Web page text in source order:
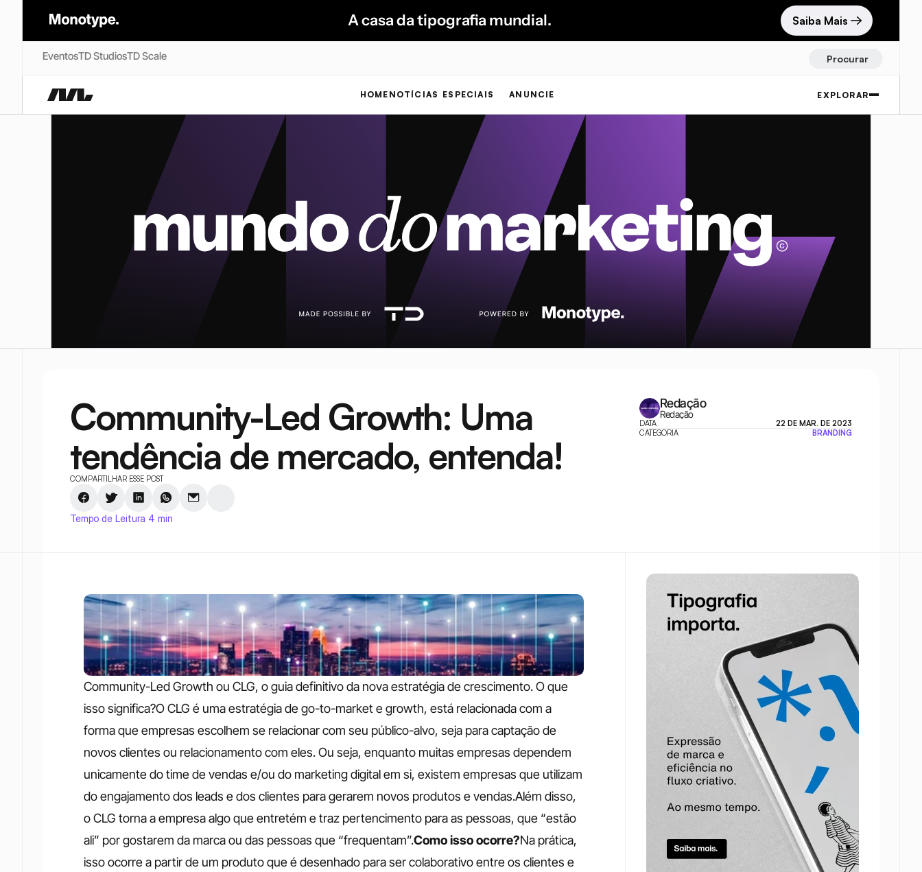
EventosTD StudiosTD Scale Procurar
HOME NOTÍCIAS ESPECIAIS ANUNCIE EXPLORAR
A casa da tipografia mundial. Saiba Mais
Community-Led Growth: Uma
tendência de mercado, entenda!
COMPARTILHAR ESSE POST
Tempo de Leitura 4 min
Redação
Redação
DATA
22 DE MAR. DE 2023
CATEGORIA
BRANDING
Community-Led Growth ou CLG, o guia definitivo da nova estratégia de crescimento. O que
isso significa?O CLG é uma estratégia de go-to-market e growth, está relacionada com a
forma que empresas escolhem se relacionar com seu público-alvo, seja para captação de
novos clientes ou relacionamento com eles. Ou seja, enquanto muitas empresas dependem
unicamente do time de vendas e/ou do marketing digital em si, existem empresas que utilizam
do engajamento dos leads e dos clientes para gerarem novos produtos e vendas.Além disso,
o CLG torna a empresa algo que entretém e traz pertencimento para as pessoas, que “estão
ali” por gostarem da marca ou das pessoas que “frequentam”.Como isso ocorre?Na prática,
isso ocorre a partir de um produto que é desenhado para ser colaborativo entre os clientes e